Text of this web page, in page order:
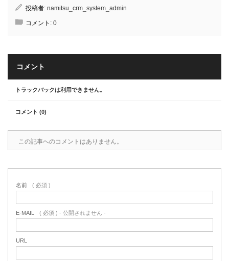
投稿者: namitsu_crm_system_admin
コメント: 0
コメント
トラックバックは利用できません。
コメント (0)
この記事へのコメントはありません。
名前 ( 必須 )
E-MAIL ( 必須 ) - 公開されません -
URL